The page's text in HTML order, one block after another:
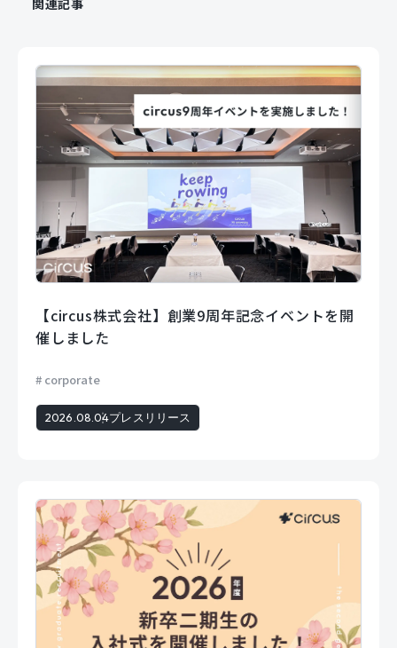
関連記事
【circus株式会社】創業9周年記念イベントを開
催しました
corporate
2026.08.04プレスリリース